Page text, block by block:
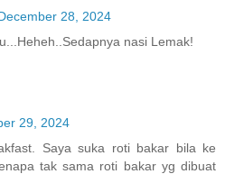
28, 2024
nasi Lemak!
29, 2024
Saya suka roti bakar bila ke
tak sama roti bakar yg dibuat